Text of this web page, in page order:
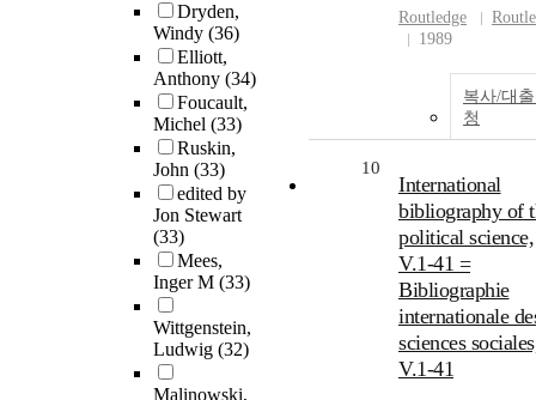
Dryden,
Windy (36)
Elliott,
Anthony (34)
Foucault,
Michel (33)
Ruskin,
John (33)
edited by
Jon Stewart
(33)
Mees,
Inger M (33)
Wittgenstein,
Ludwig (32)
Malinowski,
Routledge
1989
복사/대
청
10
International
bibliography of
political science,
V.1-41 =
Bibliographie
internationale
sciences
V.1-41